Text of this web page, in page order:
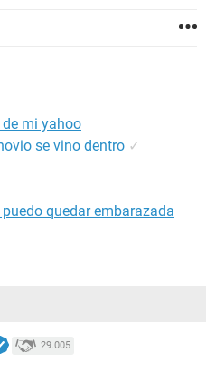
mi yahoo
se vino dentro ✓
quedar embarazada
29.005